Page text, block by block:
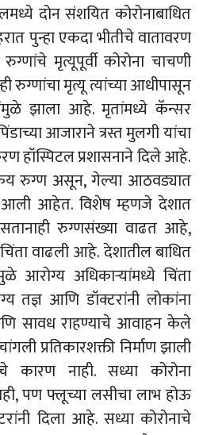
दोन संशयित कोरोनाबाधित
पुन्हा एकदा भीतीचे वातावरण
मृत्यूपूर्वी कोरोना चाचणी
रुग्णांचा मृत्यू त्यांच्या आधीपासून
झाला आहे. मृतांमध्ये कॅन्सर
आजाराने त्रस्त मुलगी यांचा
हॉस्पिटल प्रशासनाने दिले आहे.
रुग्ण असून, गेल्या आठवड्यात
आली आहेत. विशेष म्हणजे देशात
रुग्णसंख्या वाढत आहे,
वाढली आहे. देशातील बाधित
आरोग्य अधिकाऱ्यांमध्ये चिंता
तज्ञ आणि डॉक्टरांनी लोकांना
सावध राहण्याचे आवाहन केले
प्रतिकारशक्ती निर्माण झाली
कारण नाही. सध्या कोरोना
पण फ्लूच्या लसीचा लाभ होऊ
दिला आहे. सध्या कोरोनाचे